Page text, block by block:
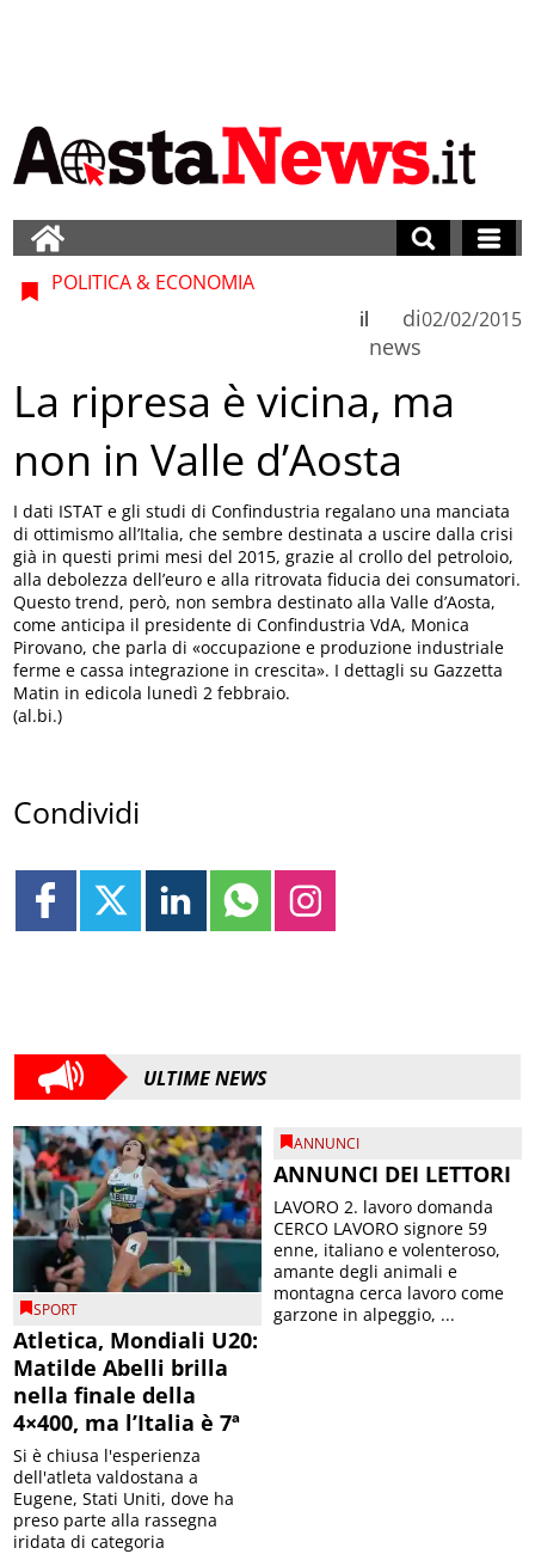
POLITICA & ECONOMIA
di
news
il 02/02/2015
La ripresa è vicina, ma
non in Valle d’Aosta
I dati ISTAT e gli studi di Confindustria regalano una manciata
di ottimismo all’Italia, che sembre destinata a uscire dalla crisi
già in questi primi mesi del 2015, grazie al crollo del petroloio,
alla debolezza dell’euro e alla ritrovata fiducia dei consumatori.
Questo trend, però, non sembra destinato alla Valle d’Aosta,
come anticipa il presidente di Confindustria VdA, Monica
Pirovano, che parla di «occupazione e produzione industriale
ferme e cassa integrazione in crescita». I dettagli su Gazzetta
Matin in edicola lunedì 2 febbraio.
(al.bi.)
Condividi
ULTIME NEWS
SPORT
Atletica, Mondiali U20:
Matilde Abelli brilla
nella finale della
4×400, ma l’Italia è 7ª
Si è chiusa l'esperienza
dell'atleta valdostana a
Eugene, Stati Uniti, dove ha
preso parte alla rassegna
iridata di categoria
ANNUNCI
ANNUNCI DEI LETTORI
LAVORO 2. lavoro domanda
CERCO LAVORO signore 59
enne, italiano e volenteroso,
amante degli animali e
montagna cerca lavoro come
garzone in alpeggio, ...